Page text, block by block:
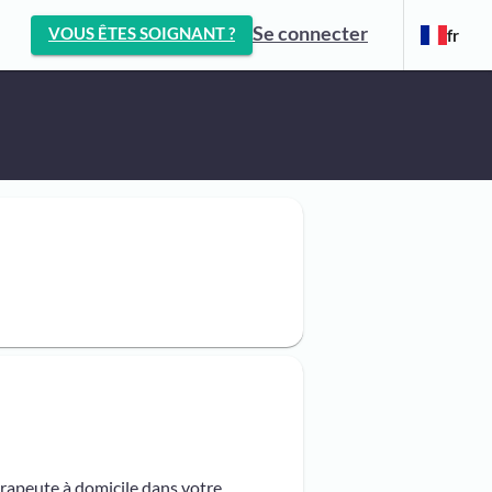
VOUS ÊTES SOIGNANT ? Se connecter fr
à domicile dans votre